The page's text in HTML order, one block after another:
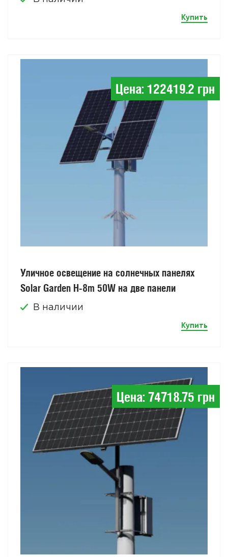
Купить
Цена: 122419.2 грн
Уличное освещение на солнечных панелях
Solar Garden H-8m 50W на две панели
В наличии
Купить
Цена: 74718.75 грн